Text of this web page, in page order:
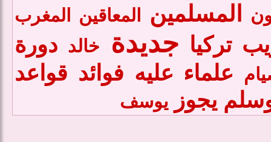
المسلمين المعاقين المغرب
تركيا جديدة خالد دورة
علماء عليه فوائد قواعد
يجوز يوسف